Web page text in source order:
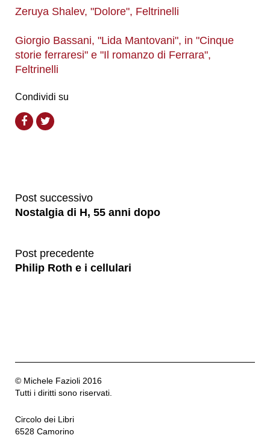
Zeruya Shalev, "Dolore", Feltrinelli
Giorgio Bassani, "Lida Mantovani", in "Cinque
storie ferraresi" e "Il romanzo di Ferrara",
Feltrinelli
Condividi su
Post successivo
Nostalgia di H, 55 anni dopo
Post precedente
Philip Roth e i cellulari
© Michele Fazioli 2016
Tutti i diritti sono riservati.
Circolo dei Libri
6528 Camorino